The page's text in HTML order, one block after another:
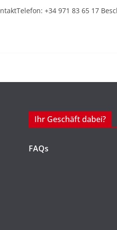
+34 971 83 65 17
Ihr Geschäft dabei?
FAQs